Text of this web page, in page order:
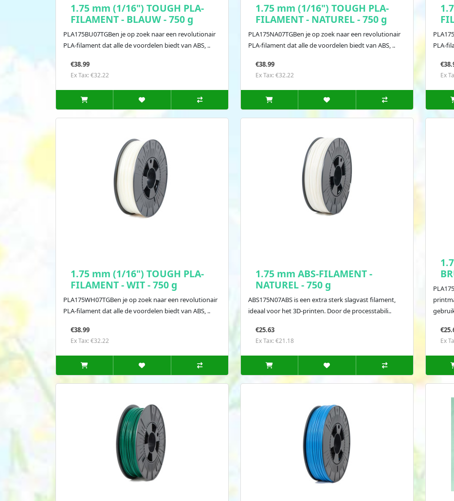
1.75 mm (1/16") TOUGH PLA-
FILAMENT - BLAUW - 750 g
PLA175BU07TGBen je op zoek naar een revolutionair
PLA-filament dat alle de voordelen biedt van ABS, ..
€38.99
Ex Tax: €32.22
1.75 mm (1/16") TOUGH PLA-
FILAMENT - NATUREL - 750 g
PLA175NA07TGBen je op zoek naar een revolutionair
PLA-filament dat alle de voordelen biedt van ABS, ..
€38.99
Ex Tax: €32.22
PLA-
Ex
1.75 mm (1/16") TOUGH PLA-
FILAMENT - WIT - 750 g
PLA175WH07TGBen je op zoek naar een revolutionair
PLA-filament dat alle de voordelen biedt van ABS, ..
€38.99
Ex Tax: €32.22
1.75 mm ABS-FILAMENT -
NATUREL - 750 g
ABS175N07ABS is een extra sterk slagvast filament,
ideaal voor het 3D-printen. Door de processtabili..
€25.63
Ex Tax: €21.18 Ex